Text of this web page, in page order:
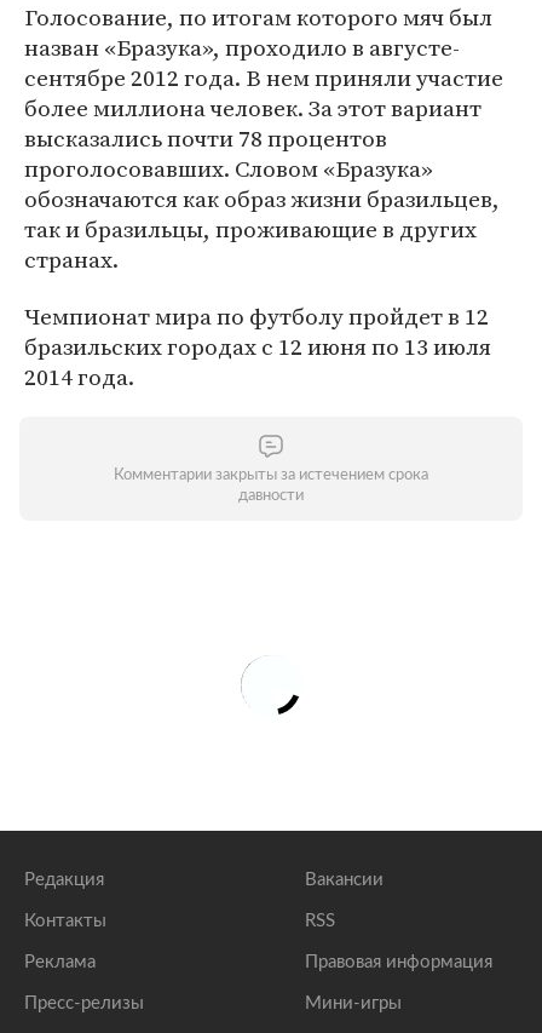
Голосование, по итогам которого мяч был
назван «Бразука», проходило в августе-
сентябре 2012 года. В нем приняли участие
более миллиона человек. За этот вариант
высказались почти 78 процентов
проголосовавших. Словом «Бразука»
обозначаются как образ жизни бразильцев,
так и бразильцы, проживающие в других
странах.
Чемпионат мира по футболу пройдет в 12
бразильских городах с 12 июня по 13 июля
2014 года.
Комментарии закрыты за истечением срока
давности
Редакция
Контакты
Реклама
Пресс-релизы
Вакансии
RSS
Правовая информация
Мини-игры